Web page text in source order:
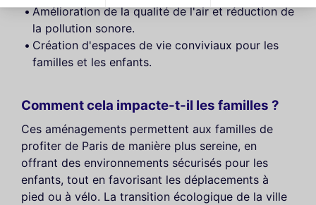
Amélioration de la qualité de l'air et réduction de
la pollution sonore.
Création d'espaces de vie conviviaux pour les
familles et les enfants.
Comment cela impacte-t-il les familles ?
Ces aménagements permettent aux familles de
profiter de Paris de manière plus sereine, en
offrant des environnements sécurisés pour les
enfants, tout en favorisant les déplacements à
pied ou à vélo. La transition écologique de la ville